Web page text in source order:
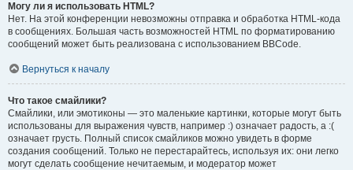
Могу ли я использовать HTML?
Нет. На этой конференции невозможны отправка и обработка HTML-кода
в сообщениях. Большая часть возможностей HTML по форматированию
сообщений может быть реализована с использованием BBCode.
Вернуться к началу
Что такое смайлики?
Смайлики, или эмотиконы — это маленькие картинки, которые могут быть
использованы для выражения чувств, например :) означает радость, а :(
означает грусть. Полный список смайликов можно увидеть в форме
создания сообщений. Только не перестарайтесь, используя их: они легко
могут сделать сообщение нечитаемым, и модератор может